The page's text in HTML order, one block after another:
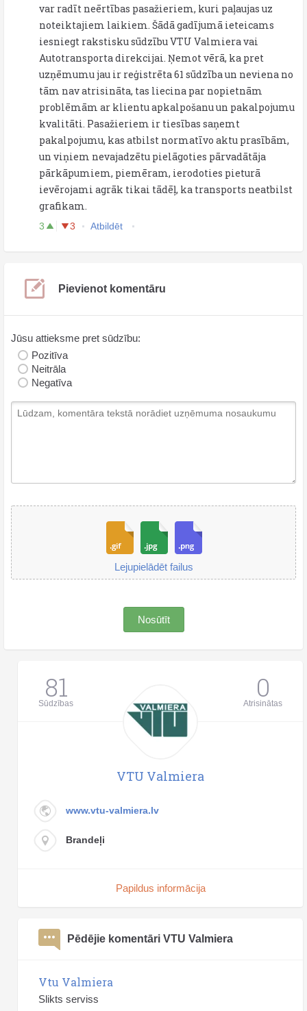
var radīt neērtības pasažieriem, kuri paļaujas uz
noteiktajiem laikiem. Šādā gadījumā ieteicams
iesniegt rakstisku sūdzību VTU Valmiera vai
Autotransporta direkcijai. Ņemot vērā, ka pret
uzņēmumu jau ir reģistrēta 61 sūdzība un neviena no
tām nav atrisināta, tas liecina par nopietnām
problēmām ar klientu apkalpošanu un pakalpojumu
kvalitāti. Pasažieriem ir tiesības saņemt
pakalpojumu, kas atbilst normatīvo aktu prasībām,
un viņiem nevajadzētu pielāgoties pārvadātāja
pārkāpumiem, piemēram, ierodoties pieturā
ievērojami agrāk tikai tādēļ, ka transports neatbilst
grafikam.
3 3 Atbildēt
Pievienot komentāru
Jūsu attieksme pret sūdzību:
Pozitīva
Neitrāla
Negatīva
Lejupielādēt failus
Nosūtīt
81
Sūdzības 0
Atrisinātas
VTU Valmiera
www.vtu-valmiera.lv
Brandeļi
Papildus informācija
Pēdējie komentāri VTU Valmiera
Vtu Valmiera
Slikts serviss